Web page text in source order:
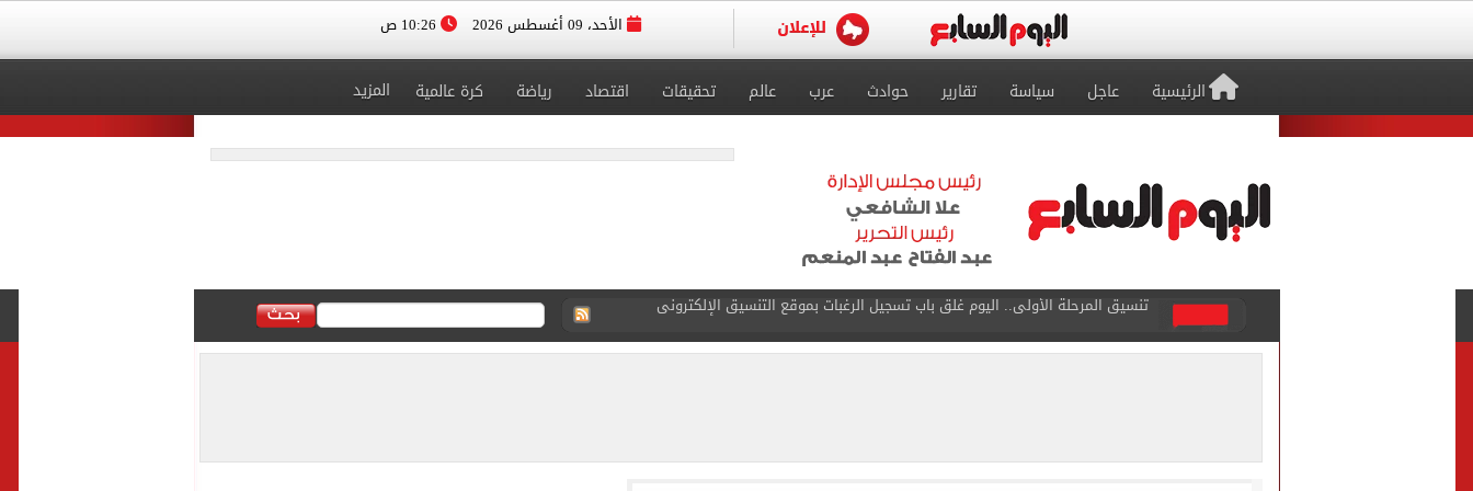
الأحد، 09 أغسطس 2026
الرئيسية عاجل سياسة تقارير حوادث عرب عالم تحقيقات اقتصاد رياضة كرة عالمية المزيد
ليونيل ميسي يصل روساريو لحضور جنازة والده.. فيديو
تأثير محمد صلاح.. طرابزون تكتسي بألوان النادي قبل انطلاق الدوري (صور)
برنامج غذائى خاص للاعبى الأهلي فى معسكر إسبانيا